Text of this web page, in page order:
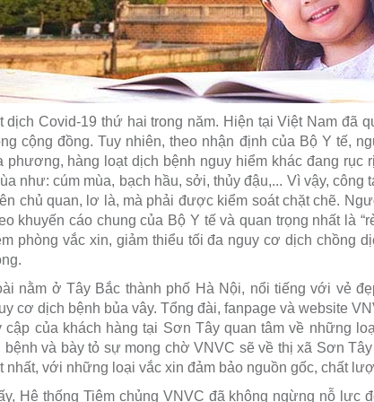
Covid-19 thứ hai trong năm. Hiện tại Việt Nam đã
cộng đồng. Tuy nhiên, theo nhận định của Bộ Y tế,
hàng loạt dịch bệnh nguy hiểm khác đang rục
như: cúm mùa, bạch hầu, sởi, thủy đậu,... Vì vậy, công
chủ quan, lơ là, mà phải được kiểm soát chặt chẽ.
khuyến cáo chung của Bộ Y tế và quan trọng nhất là
phòng vắc xin, giảm thiểu tối đa nguy cơ dịch chồng
nằm ở Tây Bắc thành phố Hà Nội, nổi tiếng với vẻ
cơ dịch bệnh bủa vây. Tổng đài, fanpage và website
của khách hàng tại Sơn Tây quan tâm về những
và bày tỏ sự mong chờ VNVC sẽ về thị xã Sơn
với những loại vắc xin đảm bảo nguồn gốc, chất
Hệ thống Tiêm chủng VNVC đã không ngừng nỗ lực